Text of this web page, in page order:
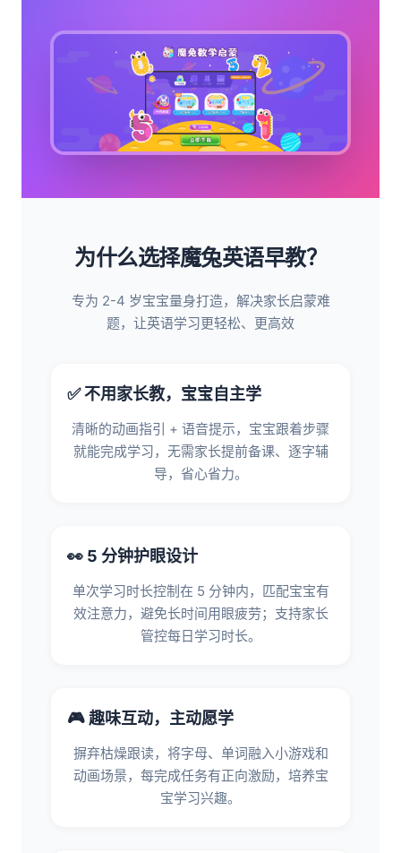
为什么选择魔兔英语早教？
专为 2-4 岁宝宝量身打造，解决家长启蒙难
题，让英语学习更轻松、更高效
✅ 不用家长教，宝宝自主学
清晰的动画指引 + 语音提示，宝宝跟着步骤
就能完成学习，无需家长提前备课、逐字辅
导，省心省力。
👀 5 分钟护眼设计
单次学习时长控制在 5 分钟内，匹配宝宝有
效注意力，避免长时间用眼疲劳；支持家长
管控每日学习时长。
🎮 趣味互动，主动愿学
摒弃枯燥跟读，将字母、单词融入小游戏和
动画场景，每完成任务有正向激励，培养宝
宝学习兴趣。